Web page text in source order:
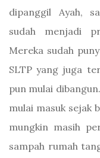
dipanggil Ayah,
sudah menjadi
Mereka sudah
SLTP yang juga
pun mulai
mulai masuk sejak
mungkin masih
sampah rumah